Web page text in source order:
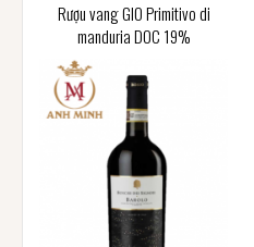
Rượu vang GIO Primitivo di
manduria DOC 19%